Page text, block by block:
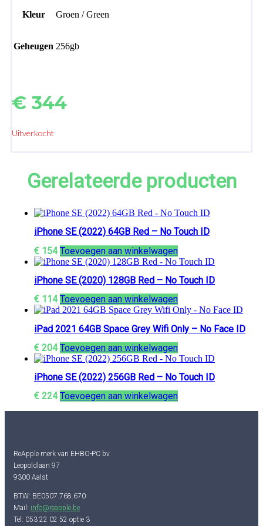
Kleur Groen / Green
Geheugen 256gb
€ 344
Uitverkocht
Gerelateerde producten
iPhone SE (2022) 64GB Red – No Touch ID
€ 154 Toevoegen aan winkelwagen
iPhone SE (2020) 128GB Red – No Touch ID
€ 114 Toevoegen aan winkelwagen
iPad 2021 64GB Space Grey Wifi Only – No Face ID
€ 204 Toevoegen aan winkelwagen
iPhone SE (2022) 256GB Red – No Touch ID
€ 224 Toevoegen aan winkelwagen
ReApple merk van EHBO-PC bv
Leopoldlaan 97
9300 Aalst
BTW: BE0507.768.670
Mail: info@reapple.be
Tel: 053 22 02 52 optie 3